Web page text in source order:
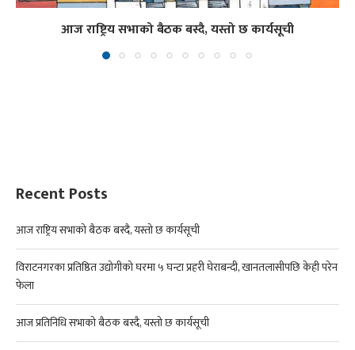
आज राष्ट्रिय सभाको बैठक बस्दै, यस्तो छ कार्यसूची
Recent Posts
आज राष्ट्रिय सभाको बैठक बस्दै, यस्तो छ कार्यसूची
विराटनगरका प्रतिष्ठित उद्योगीको घरमा ५ घन्टा प्रहरी घेराबन्दी, खानतलासीपछि केही परेन
फेला
आज प्रतिनिधि सभाको बैठक बस्दै, यस्तो छ कार्यसूची